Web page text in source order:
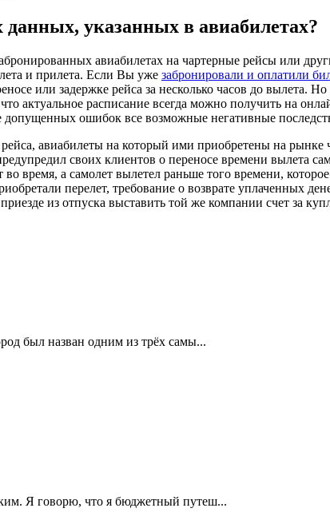
указанных в авиабилетах?
авиабилетах на чартерные рейсы или
и прилета. Если Вы уже забронировали и оплатили
или задержке рейса за несколько часов до вылета.
актуальное расписание всегда можно получить на
ошибок все возможные негативные
авиабилеты на который ими приобретены на
своих клиентов о переносе времени вылета
время, а самолет вылетел раньше того времени,
перелет, требование о возврате уплаченных
из отпуска выставить той же компании счет за
был назван одним из трёх самы...
Я говорю, что я бюджетный путеш...